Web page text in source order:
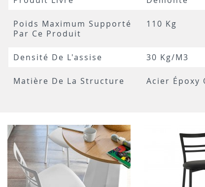
Poids Maximum Supporté
Par Ce Produit
110 Kg
Densité De L'assise 30 Kg/m3
Matière De La Structure Acier Époxy